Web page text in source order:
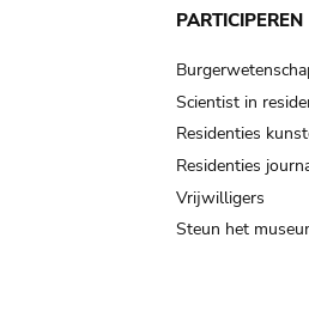
PARTICIPEREN
Scientist in
Residenties
Residenties
Vrijwilligers
Steun het